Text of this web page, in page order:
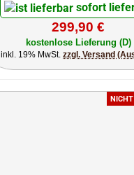
sofort
299,90 €
kostenlose Lieferung (D)
inkl. 19% MwSt.zzgl. Versand
NICHT